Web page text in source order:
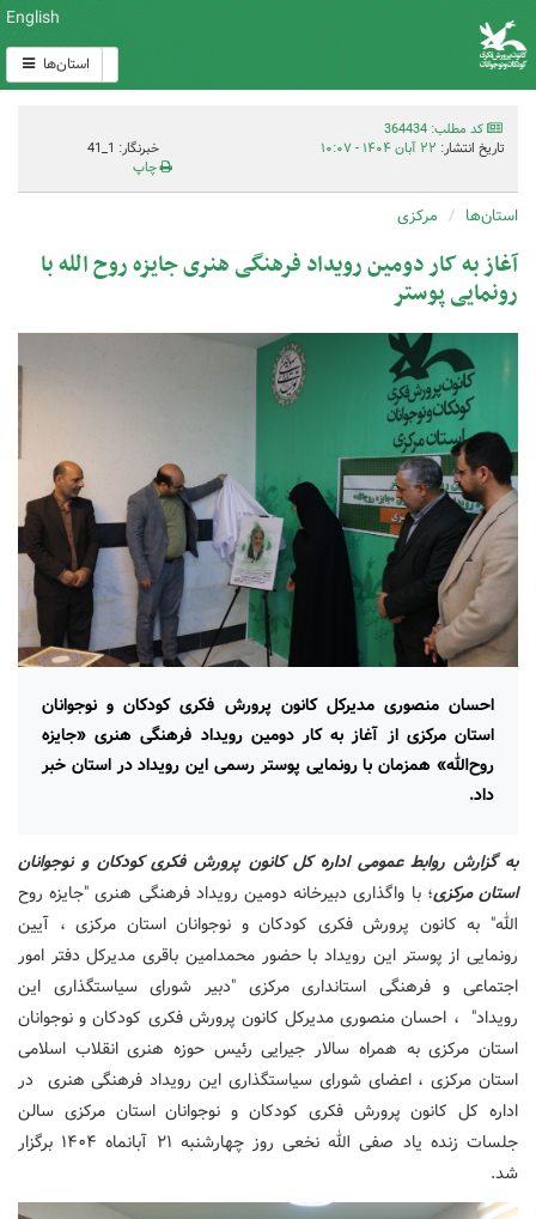
English
استان‌ها
کد مطلب: 364434
تاریخ انتشار: ۲۲ آبان ۱۴۰۴ - ۱۰:۰۷
خبرنگار: 1_41
چاپ
استان‌ها مرکزی
آغاز به کار دومین رویداد فرهنگی هنری جایزه روح الله با
رونمایی پوستر
احسان منصوری مدیرکل کانون پرورش فکری کودکان و نوجوانان
استان مرکزی از آغاز به کار دومین رویداد فرهنگی‌ هنری «جایزه
روح‌الله» همزمان با رونمایی پوستر رسمی این رویداد در استان خبر
داد.
به گزارش روابط عمومی اداره کل کانون پرورش فکری کودکان و نوجوانان
استان مرکزی؛ با واگذاری دبیرخانه دومین رویداد فرهنگی هنری "جایزه روح
الله" به کانون پرورش فکری کودکان و نوجوانان استان مرکزی ، آیین
رونمایی از پوستر این رویداد با حضور محمدامین باقری مدیرکل دفتر امور
اجتماعی و فرهنگی استانداری مرکزی "دبیر شورای سیاستگذاری این
رویداد" ، احسان منصوری مدیرکل کانون پرورش فکری کودکان و نوجوانان
استان مرکزی به همراه سالار جیرایی رئیس حوزه هنری انقلاب اسلامی
استان مرکزی ، اعضای شورای سیاستگذاری این رویداد فرهنگی هنری در
اداره کل کانون پرورش فکری کودکان و نوجوانان استان مرکزی سالن
جلسات زنده یاد صفی الله نخعی روز چهارشنبه ۲۱ آبانماه ۱۴۰۴ برگزار
شد.